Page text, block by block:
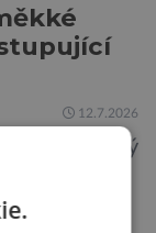
12.7.2026
neocenitelný
která je
přesnější